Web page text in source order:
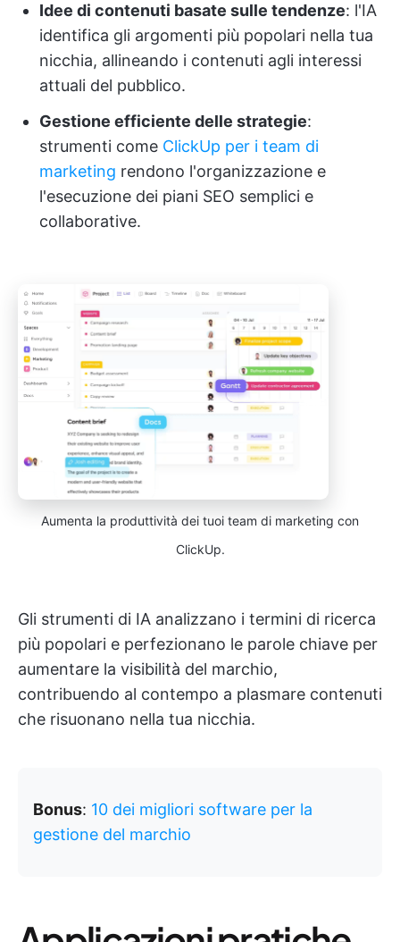
Idee di contenuti basate sulle tendenze: l'IA
identifica gli argomenti più popolari nella tua
nicchia, allineando i contenuti agli interessi
attuali del pubblico.
Gestione efficiente delle strategie:
strumenti come ClickUp per i team di
marketing rendono l'organizzazione e
l'esecuzione dei piani SEO semplici e
collaborative.
Aumenta la produttività dei tuoi team di marketing con
ClickUp.
Gli strumenti di IA analizzano i termini di ricerca
più popolari e perfezionano le parole chiave per
aumentare la visibilità del marchio,
contribuendo al contempo a plasmare contenuti
che risuonano nella tua nicchia.
Bonus: 10 dei migliori software per la
gestione del marchio